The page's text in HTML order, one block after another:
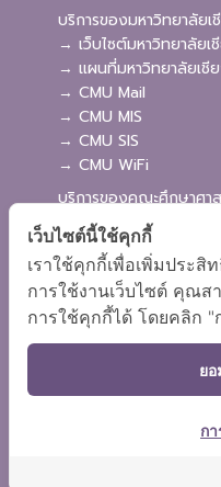
บริการของมหาวิทยาลัยเ
→ เว็บไซต์มหาวิทยาลัยเ
→ แผนที่มหาวิทยาลัยเชี
→ CMU Mail
→ CMU MIS
→ CMU SIS
→ CMU WiFi
บริการของคณะศึกษาศา
→ เว็บไซต์คณะศึกษาศาส
→ ระบบจัดการเว็บไซต์
→ ระบบ Admission
→ EDU MIS
→ EDU SIS
Copyright © 2018 EDU
เว็บไซต์นี้ใช้คุกกี้
เราใช้คุกกี้เพื่อเพิ่มประ
การใช้งานเว็บไซต์ คุณส
การใช้คุกกี้ได้ โดยคลิก "
ย
ก